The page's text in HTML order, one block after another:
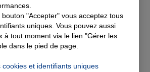
"Accepter" vous acceptez tous
uniques. Vous pouvez aussi
à tout moment via le lien "Gérer les
dans le pied de page.
cookies et identifiants uniques